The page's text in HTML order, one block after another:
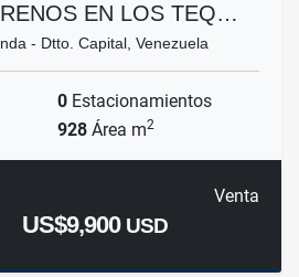
EN LOS TEQ…
- Dtto. Capital, Venezuela
0 Estacionamientos
928 Área m2
Venta
US$9,900 USD